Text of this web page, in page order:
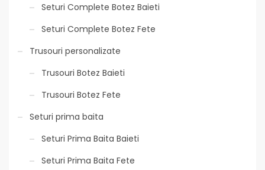
Seturi Complete Botez Baieti
Seturi Complete Botez Fete
Trusouri personalizate
Trusouri Botez Baieti
Trusouri Botez Fete
Seturi prima baita
Seturi Prima Baita Baieti
Seturi Prima Baita Fete